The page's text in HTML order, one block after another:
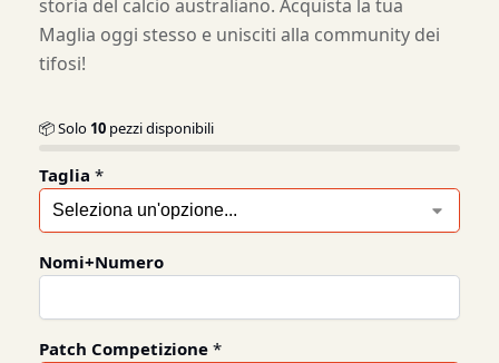
storia del calcio australiano. Acquista la tua
Maglia oggi stesso e unisciti alla community dei
tifosi!
📦 Solo 10 pezzi disponibili
Taglia *
Nomi+Numero
Patch Competizione *